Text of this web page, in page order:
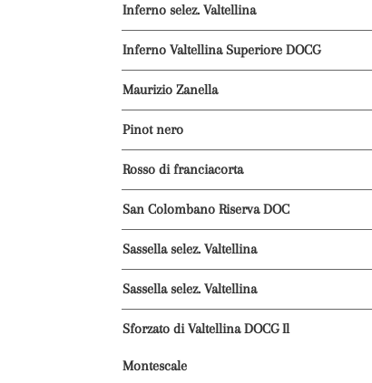
Inferno selez. Valtellina
Inferno Valtellina Superiore DOCG
Maurizio Zanella
Pinot nero
Rosso di franciacorta
San Colombano Riserva DOC
Sassella selez. Valtellina
Sassella selez. Valtellina
Sforzato di Valtellina DOCG Il
Montescale